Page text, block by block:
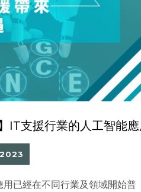
IT支援行業的人工智能
已經在不同行業及領域開始普